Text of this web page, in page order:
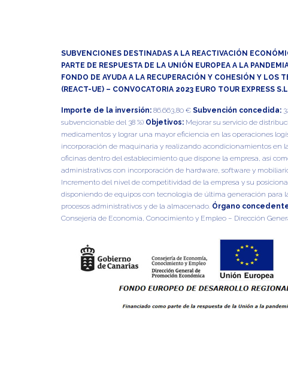
SUBVENCIONES DESTINADAS A LA REACTIVACIÓN
PARTE DE RESPUESTA DE LA UNIÓN EUROPEA A LA
FONDO DE AYUDA A LA RECUPERACIÓN Y COHESIÓN Y LOS
(REACT-UE) – CONVOCATORIA 2023 EURO TOUR EXPRESS
Importe de la inversión: 86.663,80 € Subvención concedida:
subvencionable del 38 %) Objetivos: Mejorar su servicio de
medicamentos y lograr una mayor eficiencia en las operaciones
incorporación de maquinaria y realizando acondicionamientos en
oficinas dentro del establecimiento que dispone la empresa, así
administrativos con incorporación de hardware, software y
Incremento del nivel de competitividad de la empresa y su
disponiendo de equipos con tecnología de última generación para
procesos administrativos y de la almacenado. Órgano
Consejería de Economía, Conocimiento y Empleo – Dirección